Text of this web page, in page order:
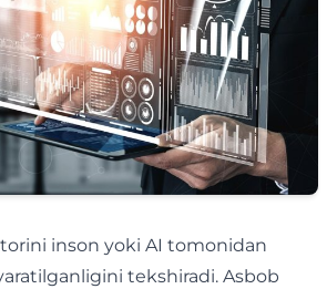
inson yoki AI tomonidan
tekshiradi. Asbob